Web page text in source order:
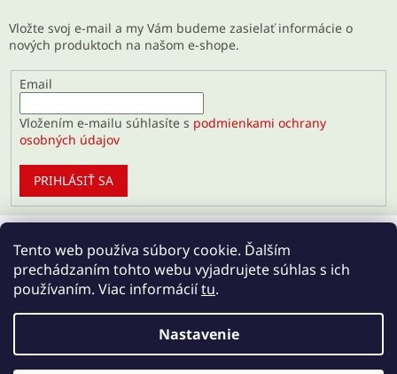
Tento web používa súbory cookie. Ďalším
prechádzaním tohto webu vyjadrujete súhlas s ich
používaním. Viac informáciítu.
Nastavenie
Vložte svoj e-mail a my Vám budeme zasielať informácie o
nových produktoch na našom e-shope.
Email
Vložením e-mailu súhlasíte s podmienkami ochrany
osobných údajov
PRIHLÁSIŤ SA
Vytvoril Shoptet